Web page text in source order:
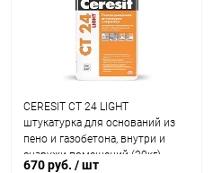
CERESIT CT 24 LIGHT
штукатурка для оснований из
пено и газобетона, внутри и
снаружи помещений (20кг)
670 руб. / шт